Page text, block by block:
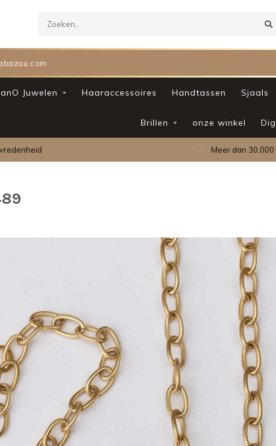
Juwelen Haaraccessoires Handtassen Sjaals
Brillen onze winkel
Meer dan